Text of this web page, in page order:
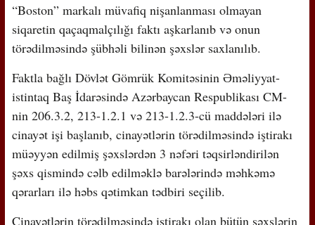
“Boston” markalı müvafiq nişanlanması olmayan
siqaretin qaçaqmalçılığı faktı aşkarlanıb və onun
törədilməsində şübhəli bilinən şəxslər saxlanılıb.
Faktla bağlı Dövlət Gömrük Komitəsinin Əməliyyat-
istintaq Baş İdarəsində Azərbaycan Respublikası CM-
nin 206.3.2, 213-1.2.1 və 213-1.2.3-cü maddələri ilə
cinayət işi başlanıb, cinayətlərin törədilməsində iştirakı
müəyyən edilmiş şəxslərdən 3 nəfəri təqsirləndirilən
şəxs qismində cəlb edilməklə barələrində məhkəmə
qərarları ilə həbs qətimkan tədbiri seçilib.
Cinayətlərin törədilməsində iştirakı olan bütün şəxslərin